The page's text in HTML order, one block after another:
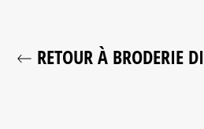
RETOUR À BRODERIE